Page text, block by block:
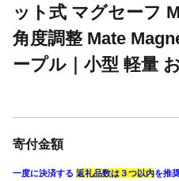
ット式 マグセーフ
角度調整 Mate
ープル｜小型 軽量
寄付金額
一度に決済する 返礼品数は３つ以内を推